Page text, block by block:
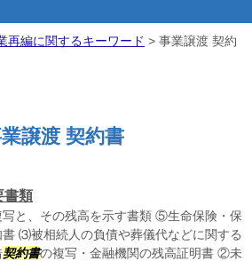
再編に関するキーワード > 事業譲渡 契約
譲渡 契約書
書類
写と、その残高を示す書類 ⑤生命保険・保
書 ⑶被相続人の負債や葬儀代などに関する
契約書の複写・金融機関の残高証明書 ②未